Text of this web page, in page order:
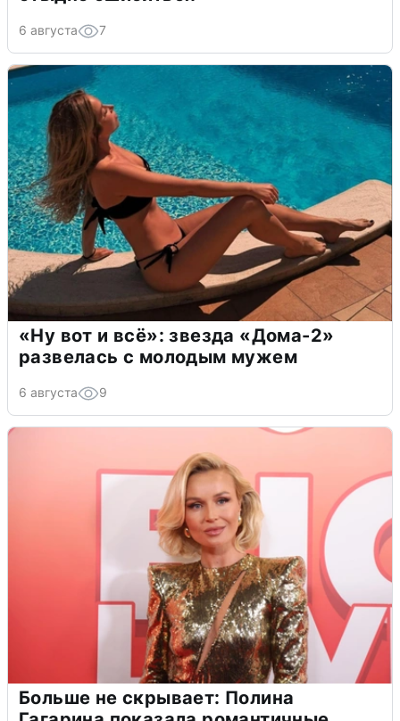
6 августа 7
«Ну вот и всё»: звезда «Дома-2»
развелась с молодым мужем
6 августа 9
Больше не скрывает: Полина